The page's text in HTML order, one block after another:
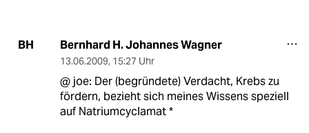
BH Bernhard H. Johannes Wagner
13.06.2009, 15:27 Uhr
@ joe: Der (begründete) Verdacht, Krebs zu
fördern, bezieht sich meines Wissens speziell
auf Natriumcyclamat *